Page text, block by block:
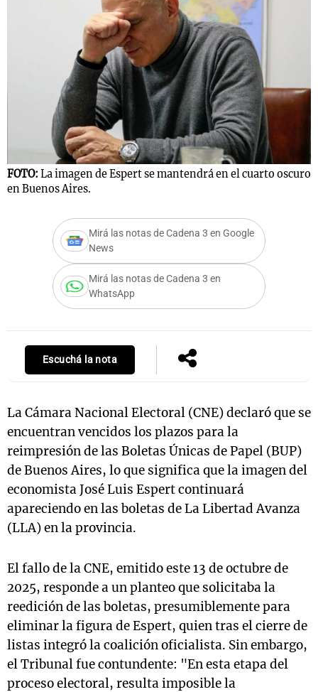
FOTO: La imagen de Espert se mantendrá en el cuarto oscuro
en Buenos Aires.
Mirá las notas de Cadena 3 en Google
News
Mirá las notas de Cadena 3 en
WhatsApp
Escuchá la nota
La Cámara Nacional Electoral (CNE) declaró que se
encuentran vencidos los plazos para la
reimpresión de las Boletas Únicas de Papel (BUP)
de Buenos Aires, lo que significa que la imagen del
economista José Luis Espert continuará
apareciendo en las boletas de La Libertad Avanza
(LLA) en la provincia.
El fallo de la CNE, emitido este 13 de octubre de
2025, responde a un planteo que solicitaba la
reedición de las boletas, presumiblemente para
eliminar la figura de Espert, quien tras el cierre de
listas integró la coalición oficialista. Sin embargo,
el Tribunal fue contundente: "En esta etapa del
proceso electoral, resulta imposible la
Notas
Mundial 2026
Notas
La Sole en
Cadena 3